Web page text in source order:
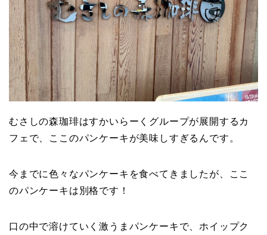
むさしの森珈琲はすかいらーくグループが展開するカ
フェで、ここのパンケーキが美味しすぎるんです。
今までに色々なパンケーキを食べてきましたが、ここ
のパンケーキは別格です！
口の中で溶けていく激うまパンケーキで、ホイップク